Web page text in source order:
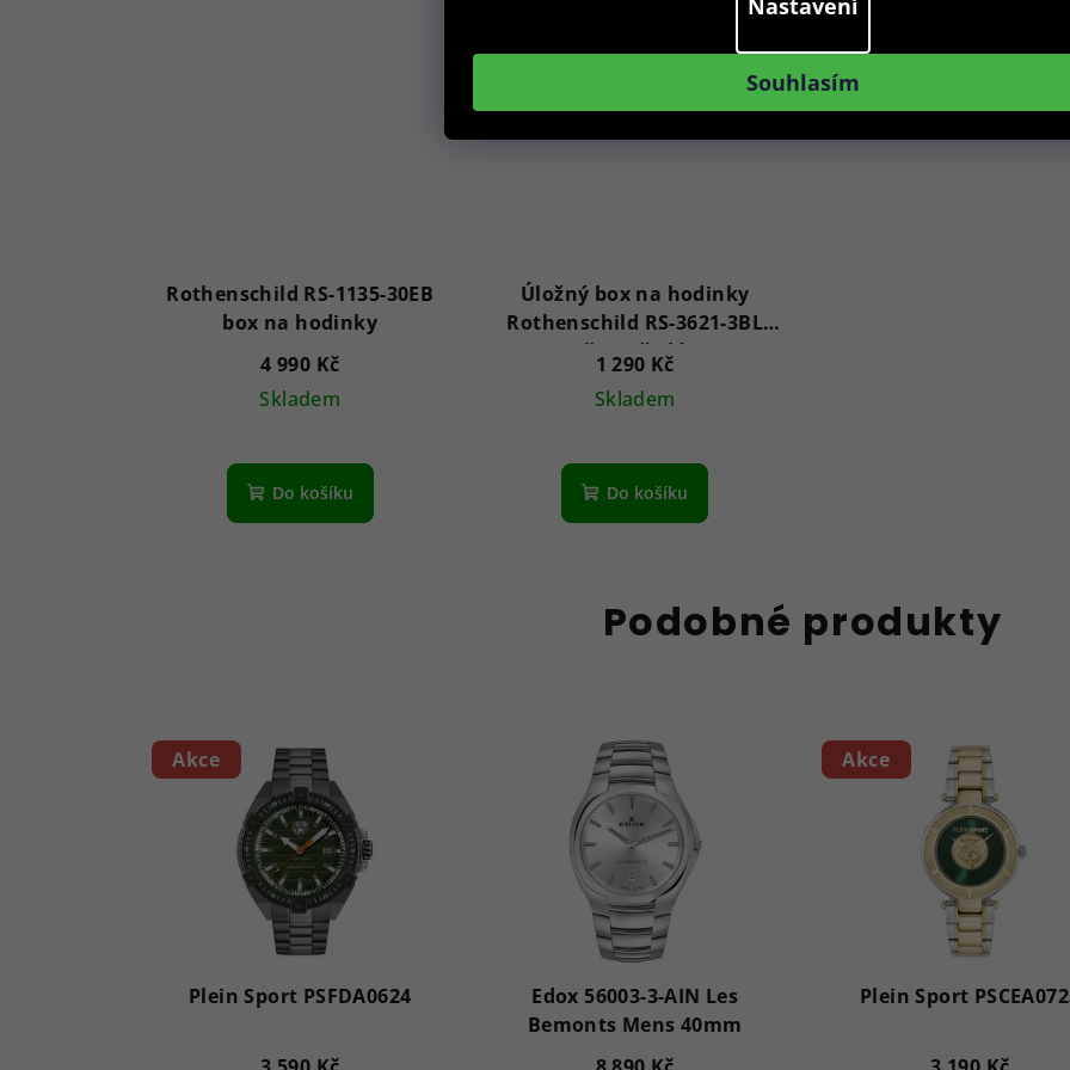
Nastavení
Souhlasím
Rothenschild RS-1135-30EB
box na hodinky
4 990 Kč
Skladem
Do košíku
Úložný box na hodinky
Rothenschild RS-3621-3BL
černošedý
1 290 Kč
Skladem
Do košíku
Podobné produkty
Akce
Plein Sport PSFDA0624
Edox 56003-3-AIN Les
Bemonts Mens 40mm
Akce
Plein Sport